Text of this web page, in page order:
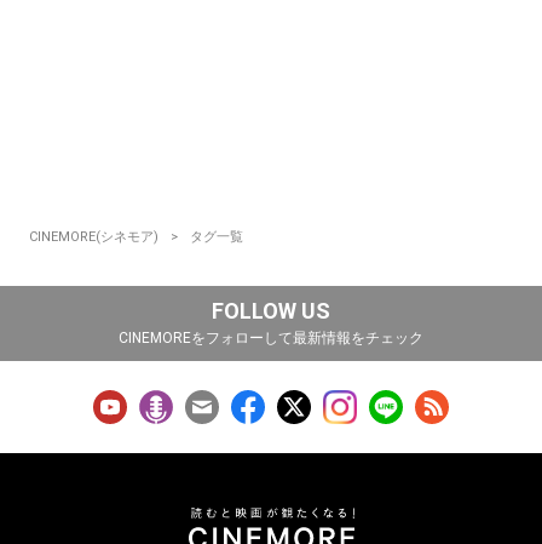
CINEMORE(シネモア) タグ一覧
FOLLOW US
CINEMOREをフォローして最新情報をチェック